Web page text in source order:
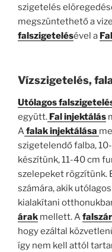
szigetelés
megszüntethető a
falszigetelésével a
Vízszigetelés,
Utólagos
együtt. Fal injektálás
Afalak injektálása
szigetelendő falba,
készítünk, 11-40 cm
szelepeket rögzítünk.
számára, akik
kialakítani
árak mellett. A
hogy ezáltal
így nem kell attól